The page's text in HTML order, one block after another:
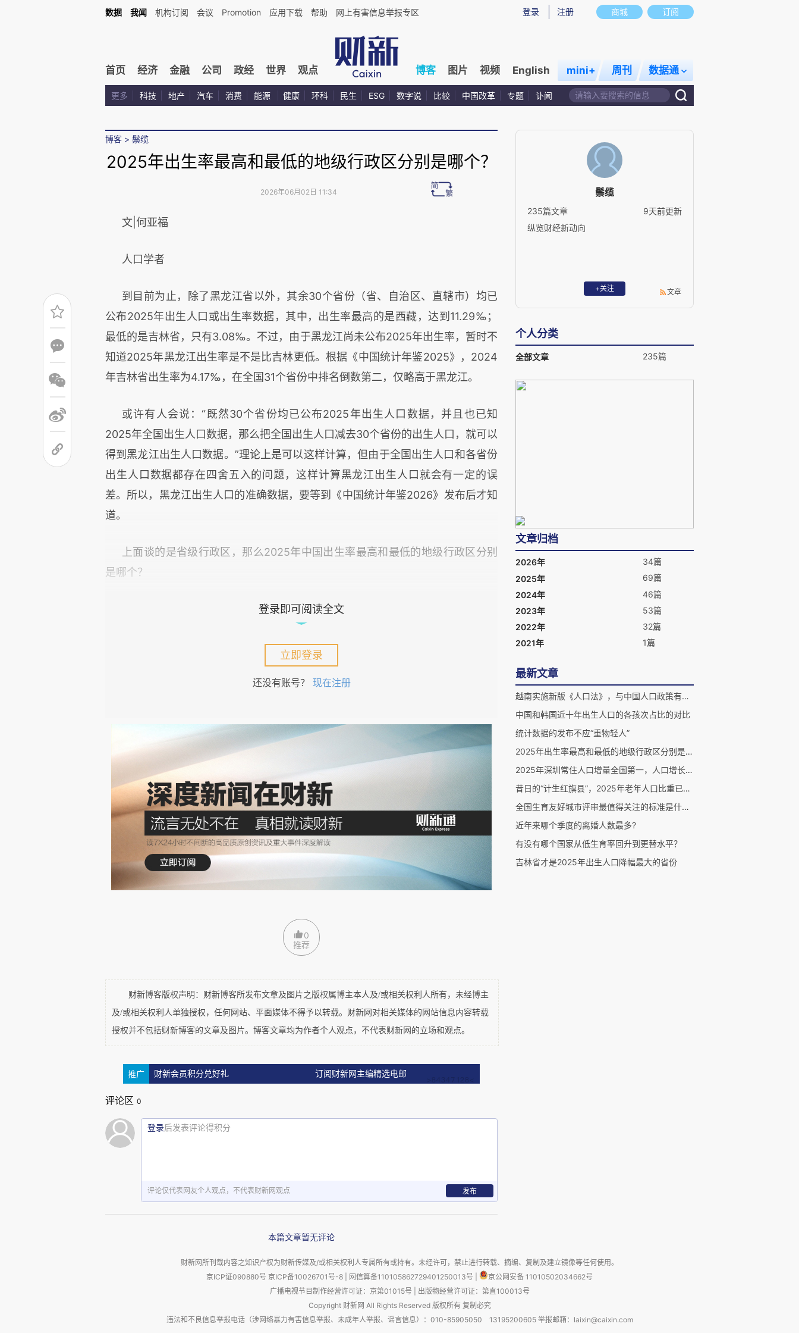
商城 订阅
登录 注册
数据 我闻 机构订阅 会议 Promotion 应用下载 帮助 网上有害信息举报专区
首页 经济 金融 公司 政经 世界 观点 博客 图片 视频 English mini+ 周刊 数据通
更多 科技 地产 汽车 消费 能源 健康 环科 民生 ESG 数字说 比较 中国改革 专题 讣闻
博客 > 鬃缆
2025年出生率最高和最低的地级行政区分别是哪个？
2026年06月02日 11:34
文|何亚福
人口学者
到目前为止，除了黑龙江省以外，其余30个省份（省、自治区、直辖市）均已
公布2025年出生人口或出生率数据，其中，出生率最高的是西藏，达到11.29‰；
最低的是吉林省，只有3.08‰。不过，由于黑龙江尚未公布2025年出生率，暂时不
知道2025年黑龙江出生率是不是比吉林更低。根据《中国统计年鉴2025》，2024
年吉林省出生率为4.17‰，在全国31个省份中排名倒数第二，仅略高于黑龙江。
或许有人会说：“既然30个省份均已公布2025年出生人口数据，并且也已知
2025年全国出生人口数据，那么把全国出生人口减去30个省份的出生人口，就可以
得到黑龙江出生人口数据。”理论上是可以这样计算，但由于全国出生人口和各省份
出生人口数据都存在四舍五入的问题，这样计算黑龙江出生人口就会有一定的误
差。所以，黑龙江出生人口的准确数据，要等到《中国统计年鉴2026》发布后才知
道。
上面谈的是省级行政区，那么2025年中国出生率最高和最低的地级行政区分别
是哪个？
既然出生率最高的省级行政区是西藏，那么，出生率最高的地级行政区是不是也
根据山南市统计局发布的《山南市2025年国民经济和社会发展统计公报》，
2025年末全市常住人口36.4万人，比上年末增加0.65万人。全年人口出生率
根据国家统计局发布的数据，2025年全国人口出生率为5.63‰。可见，山南市
出生率相当于全国出生率的2.03倍。
山南市是西藏自治区的一个地级市。2025年西藏首府拉萨市的出生率达到
11.33‰，稍低于山南市，但也相当于全国出生率的2倍左右。
但山南市和拉萨市并不是全国出生率最高的地级行政区。根据甘孜州统计局发布
的《甘孜藏族自治州2025年国民经济和社会发展统计公报》，全州常住人口111.9万
人口111.01万人。其中，男性55.86万人，女性55.15万人。分城乡看，户籍城镇人
口15.25万人，户籍乡村人口95.76万人。全年出生人口1.65万人，人口出生率
14.8‰；死亡人口0.91万人，人口死亡率8.2‰；人口自然增长率6.6‰。
2025年甘孜州人口出生率达到14.8‰，相当于全国出生率的2.63倍，显著高于
山南市和拉萨市，更是远远高于甘孜州所在的四川省。2025年四川省常住人口出生
率只有5.20‰，稍低于全国出生率。
在我搜索到的全国各个地级行政区2025年出生率数据中，甘孜州的出生率是最
高的。
下面再看看2025年出生率最低的地级行政区。
1%人口抽样调查结果显示，年末常住人口80.2万人，比上年末减少0.8万人。据公
率2.0‰，死亡人口2.6万人，死亡率26.2‰，人口自然增长率为-24.2‰。
登录即可阅读全文
立即登录
还没有账号？ 现在注册
0
推荐
财新博客版权声明：财新博客所发布文章及图片之版权属博主本人及/或相关权利人所有，未经博主
及/或相关权利人单独授权，任何网站、平面媒体不得予以转载。财新网对相关媒体的网站信息内容转载
授权并不包括财新博客的文章及图片。博客文章均为作者个人观点，不代表财新网的立场和观点。
推广 财新会员积分兑好礼 订阅财新网主编精选电邮
评论区 0
登录后发表评论得积分
评论仅代表网友个人观点，不代表财新网观点 发布
本篇文章暂无评论
鬃缆
235篇文章
9天前更新
纵览财经新动向
+关注 文章
个人分类
全部文章 235篇
文章归档
2026年
34篇
2025年
69篇
2024年
46篇
2023年
53篇
2022年
32篇
2021年
1篇
最新文章
越南实施新版《人口法》，与中国人口政策有什么不同？
中国和韩国近十年出生人口的各孩次占比的对比
统计数据的发布不应“重物轻人”
2025年出生率最高和最低的地级行政区分别是哪个？
2025年深圳常住人口增量全国第一，人口增长促进经济发展
昔日的“计生红旗县”，2025年老年人口比重已高达43%
全国生育友好城市评审最值得关注的标准是什么？
近年来哪个季度的离婚人数最多?
有没有哪个国家从低生育率回升到更替水平？
吉林省才是2025年出生人口降幅最大的省份
财新网所刊载内容之知识产权为财新传媒及/或相关权利人专属所有或持有。未经许可，禁止进行转载、摘编、复制及建立镜像等任何使用。
京ICP证090880号 京ICP备10026701号-8 网信算备110105862729401250013号
京公网安备 11010502034662号
广播电视节目制作经营许可证：京第01015号
出版物经营许可证：第直100013号
Copyright 财新网 All Rights Reserved 版权所有 复制必究
违法和不良信息举报电话（涉网络暴力有害信息举报、未成年人举报、谣言信息）：010-85905050 13195200605 举报邮箱：laixin@caixin.com